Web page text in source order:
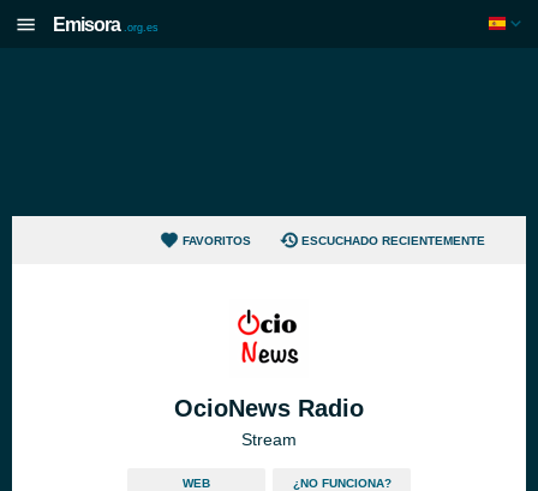
Emisora .org.es
FAVORITOS ESCUCHADO RECIENTEMENTE
OcioNews Radio
Stream
WEB ¿NO FUNCIONA?